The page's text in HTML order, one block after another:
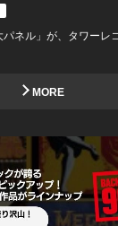
ネル」が、タワーレ
MORE